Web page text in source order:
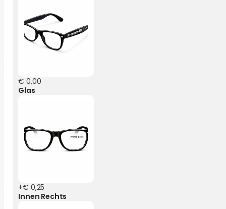
€ 0,00
Glas
+€ 0,25
Innen Rechts